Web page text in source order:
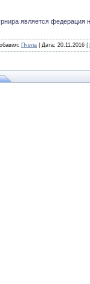
является федерация
Пчела | Дата: 20.11.2016